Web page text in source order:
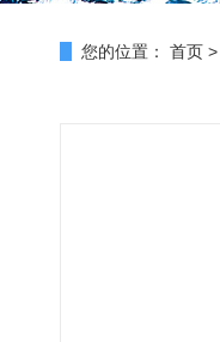
您的位置： 首页 >